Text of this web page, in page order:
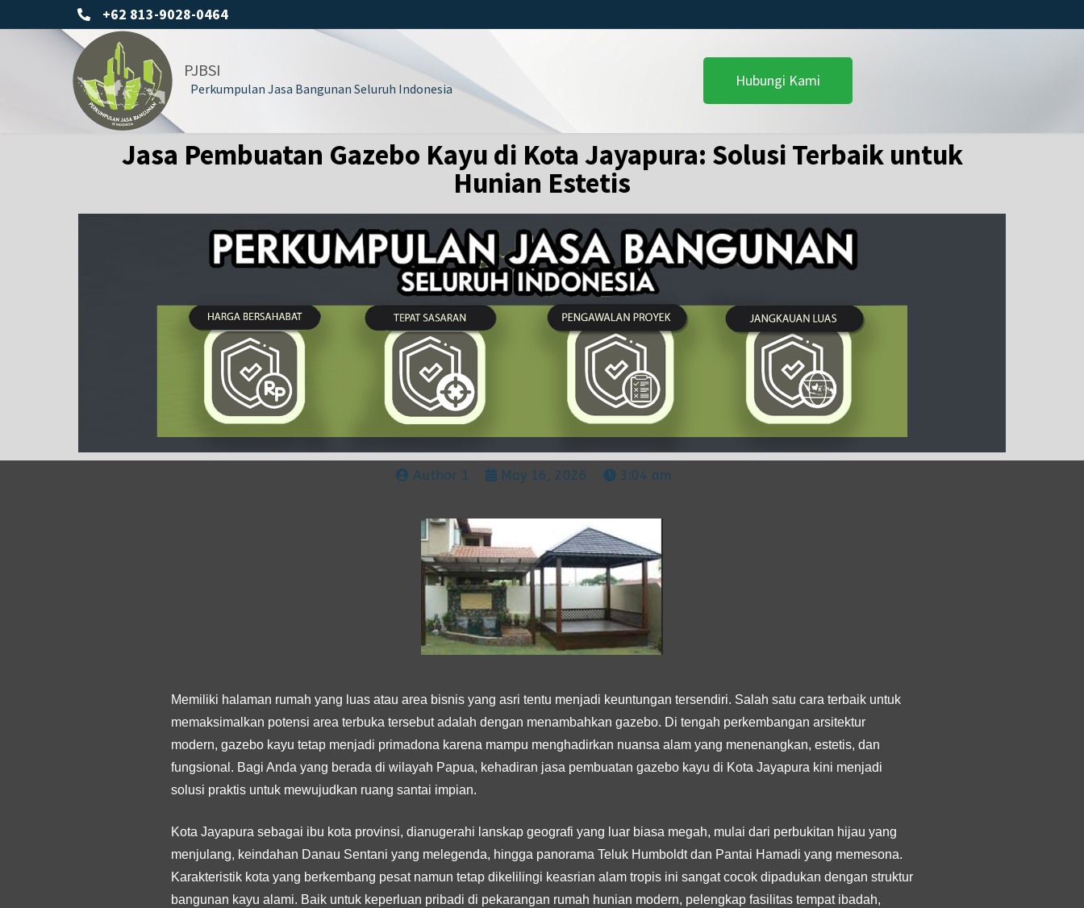
+62 813-9028-0464
PJBSI
Perkumpulan Jasa Bangunan Seluruh Indonesia Hubungi Kami
Jasa Pembuatan Gazebo Kayu di Kota Jayapura: Solusi Terbaik untuk
Hunian Estetis
Author 1 May 16, 2026 3:04 am
Memiliki halaman rumah yang luas atau area bisnis yang asri tentu menjadi keuntungan tersendiri. Salah satu cara terbaik untuk
memaksimalkan potensi area terbuka tersebut adalah dengan menambahkan gazebo. Di tengah perkembangan arsitektur
modern, gazebo kayu tetap menjadi primadona karena mampu menghadirkan nuansa alam yang menenangkan, estetis, dan
fungsional. Bagi Anda yang berada di wilayah Papua, kehadiran jasa pembuatan gazebo kayu di Kota Jayapura kini menjadi
solusi praktis untuk mewujudkan ruang santai impian.
Kota Jayapura sebagai ibu kota provinsi, dianugerahi lanskap geografi yang luar biasa megah, mulai dari perbukitan hijau yang
menjulang, keindahan Danau Sentani yang melegenda, hingga panorama Teluk Humboldt dan Pantai Hamadi yang memesona.
Karakteristik kota yang berkembang pesat namun tetap dikelilingi keasrian alam tropis ini sangat cocok dipadukan dengan struktur
bangunan kayu alami. Baik untuk keperluan pribadi di pekarangan rumah hunian modern, pelengkap fasilitas tempat ibadah,